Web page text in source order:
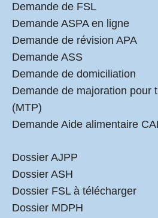
Demande de FSL
Demande ASPA en ligne
Demande de révision APA
Demande ASS
Demande de domiciliation
Demande de majoration pour
(MTP)
Demande Aide alimentaire
Dossier AJPP
Dossier ASH
Dossier FSL à télécharger
Dossier MDPH